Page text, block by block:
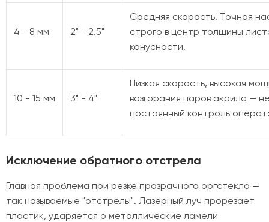
4 - 8 мм 2" - 2.5"
Средняя скорость. Точная
строго в центр толщины
конусности.
10 - 15 мм 3" - 4"
Низкая скорость, высокая
возгорания паров акрила —
постоянный контроль
Исключение обратного отстрела
Главная проблема при резке прозрачного оргстекла —
так называемые "отстрелы". Лазерный луч прорезает
пластик, ударяется о металлические ламели